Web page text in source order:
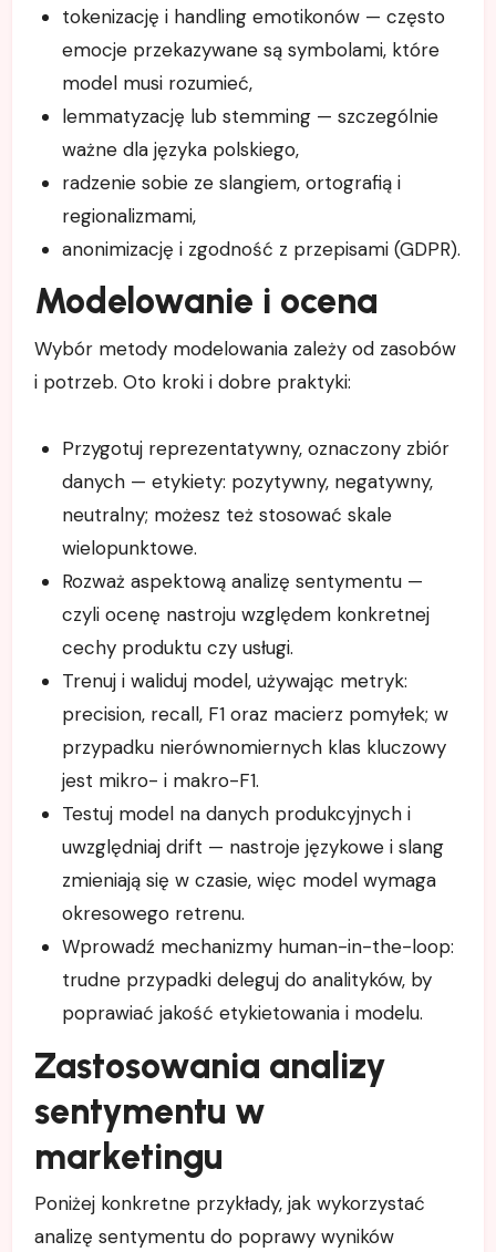
tokenizację i handling emotikonów — często
emocje przekazywane są symbolami, które
model musi rozumieć,
lemmatyzację lub stemming — szczególnie
ważne dla języka polskiego,
radzenie sobie ze slangiem, ortografią i
regionalizmami,
anonimizację i zgodność z przepisami (GDPR).
Modelowanie i ocena
Wybór metody modelowania zależy od zasobów
i potrzeb. Oto kroki i dobre praktyki:
Przygotuj reprezentatywny, oznaczony zbiór
danych — etykiety: pozytywny, negatywny,
neutralny; możesz też stosować skale
wielopunktowe.
Rozważ aspektową analizę sentymentu —
czyli ocenę nastroju względem konkretnej
cechy produktu czy usługi.
Trenuj i waliduj model, używając metryk:
precision, recall, F1 oraz macierz pomyłek; w
przypadku nierównomiernych klas kluczowy
jest mikro- i makro-F1.
Testuj model na danych produkcyjnych i
uwzględniaj drift — nastroje językowe i slang
zmieniają się w czasie, więc model wymaga
okresowego retrenu.
Wprowadź mechanizmy human-in-the-loop:
trudne przypadki deleguj do analityków, by
poprawiać jakość etykietowania i modelu.
Zastosowania analizy
sentymentu w
marketingu
Poniżej konkretne przykłady, jak wykorzystać
analizę sentymentu do poprawy wyników